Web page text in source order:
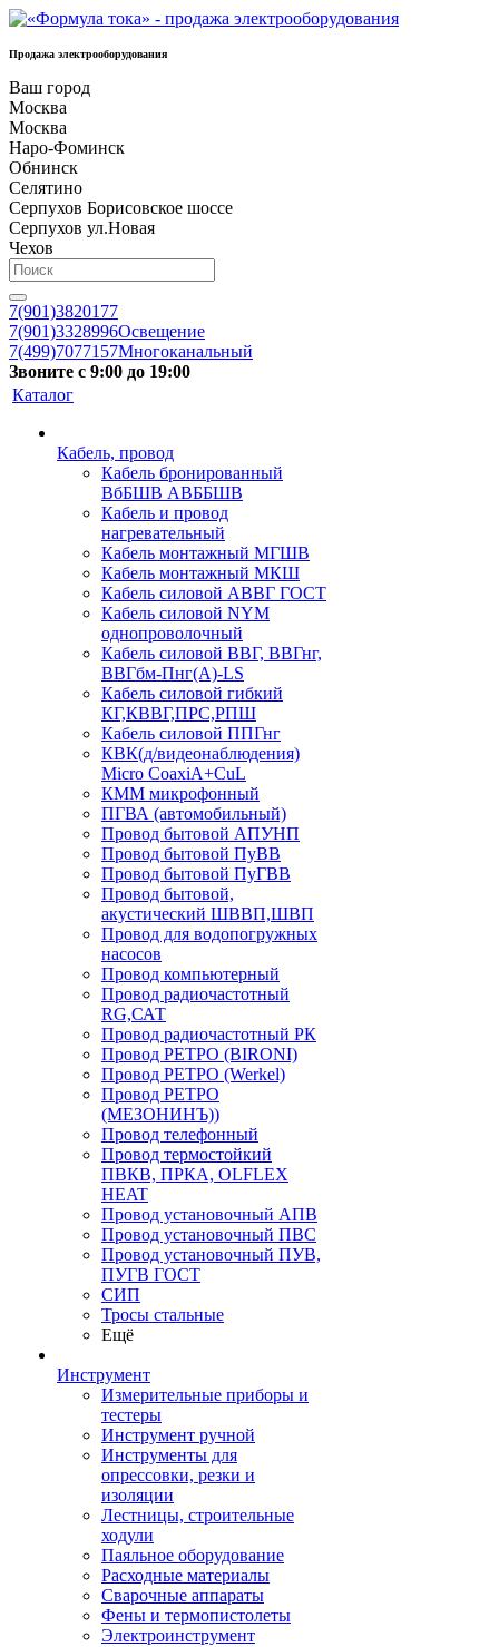
Продажа электрооборудования
Ваш город
Москва
Москва
Наро-Фоминск
Обнинск
Селятино
Серпухов Борисовское шоссе
Серпухов ул.Новая
Чехов
7(901)3820177
7(901)3328996Освещение
7(499)7077157Многоканальный
Звоните с 9:00 до 19:00
Каталог
Кабель, провод
Кабель бронированный
ВбБШВ АВББШВ
Кабель и провод
нагревательный
Кабель монтажный МГШВ
Кабель монтажный МКШ
Кабель силовой АВВГ ГОСТ
Кабель силовой NYM
однопроволочный
Кабель силовой ВВГ, ВВГнг,
ВВГбм-Пнг(А)-LS
Кабель силовой гибкий
КГ,КВВГ,ПРС,РПШ
Кабель силовой ППГнг
КВК(д/видеонаблюдения)
Micro CoaxiA+CuL
КММ микрофонный
ПГВА (автомобильный)
Провод бытовой АПУНП
Провод бытовой ПуВВ
Провод бытовой ПуГВВ
Провод бытовой,
акустический ШВВП,ШВП
Провод для водопогружных
насосов
Провод компьютерный
Провод радиочастотный
RG,САТ
Провод радиочастотный РК
Провод РЕТРО (BIRONI)
Провод РЕТРО (Werkel)
Провод РЕТРО
(МЕЗОНИНЪ))
Провод телефонный
Провод термостойкий
ПВКВ, ПРКА, OLFLEX
HEAT
Провод установочный АПВ
Провод установочный ПВС
Провод установочный ПУВ,
ПУГВ ГОСТ
СИП
Тросы стальные
Ещё
Инструмент
Измерительные приборы и
тестеры
Инструмент ручной
Инструменты для
опрессовки, резки и
изоляции
Лестницы, строительные
ходули
Паяльное оборудование
Расходные материалы
Сварочные аппараты
Фены и термопистолеты
Электроинструмент